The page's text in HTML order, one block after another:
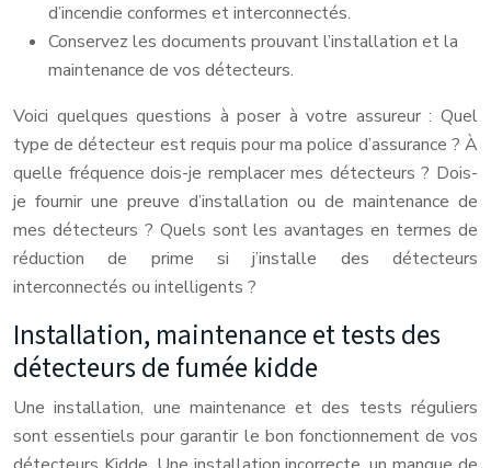
d’incendie conformes et interconnectés.
Conservez les documents prouvant l’installation et la
maintenance de vos détecteurs.
Voici quelques questions à poser à votre assureur : Quel
type de détecteur est requis pour ma police d’assurance ? À
quelle fréquence dois-je remplacer mes détecteurs ? Dois-
je fournir une preuve d’installation ou de maintenance de
mes détecteurs ? Quels sont les avantages en termes de
réduction de prime si j’installe des détecteurs
interconnectés ou intelligents ?
Installation, maintenance et tests des
détecteurs de fumée kidde
Une installation, une maintenance et des tests réguliers
sont essentiels pour garantir le bon fonctionnement de vos